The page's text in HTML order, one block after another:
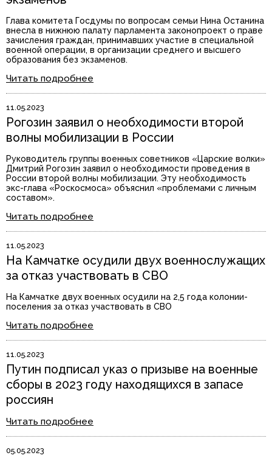
Глава комитета Госдумы по вопросам семьи Нина Останина
внесла в нижнюю палату парламента законопроект о праве
зачисления граждан, принимавших участие в специальной
военной операции, в организации среднего и высшего
образования без экзаменов.
Читать подробнее
11.05.2023
Рогозин заявил о необходимости второй
волны мобилизации в России
Руководитель группы военных советников «Царские волки»
Дмитрий Рогозин заявил о необходимости проведения в
России второй волны мобилизации. Эту необходимость
экс-глава «Роскосмоса» объяснил «проблемами с личным
составом».
Читать подробнее
11.05.2023
На Камчатке осудили двух военнослужащих
за отказ участвовать в СВО
На Камчатке двух военных осудили на 2,5 года колонии-
поселения за отказ участвовать в СВО
Читать подробнее
11.05.2023
Путин подписал указ о призыве на военные
сборы в 2023 году находящихся в запасе
россиян
Читать подробнее
05.05.2023